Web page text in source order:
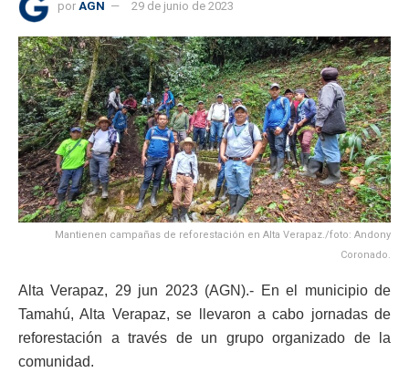
por AGN 29 de junio de 2023
Mantienen campañas de reforestación en Alta Verapaz./foto: Andony
Coronado.
Alta Verapaz, 29 jun 2023 (AGN).- En el municipio de
Tamahú, Alta Verapaz, se llevaron a cabo jornadas de
reforestación a través de un grupo organizado de la
comunidad.